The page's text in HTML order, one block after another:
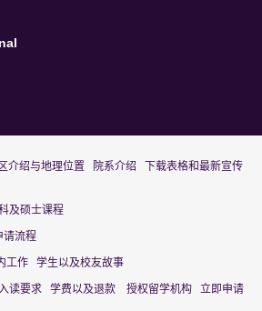
介绍与地理位置 院系介绍
下载表格和最新宣传
及硕士课程
请流程
工作 学生以及校友故事
读要求 学费以及退款 授权留学机构(
立即申请(